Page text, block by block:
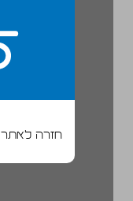
חזרה לאתר